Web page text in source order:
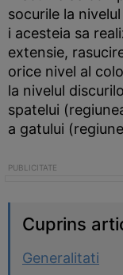
socurile la
i acesteia sa
extensie,
orice nivel al
la nivelul
spatelui
a gatului
Cuprins
Generalitati